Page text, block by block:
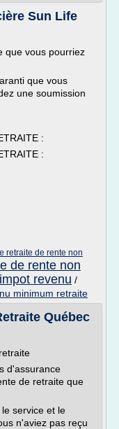
Sun Life
que vous pourriez
que vous
une soumission
:
:
retraite de rente non
de rente non
revenu /
minimum retraite
Québec
d'assurance
de retraite que
service et le
n'aviez pas reçu